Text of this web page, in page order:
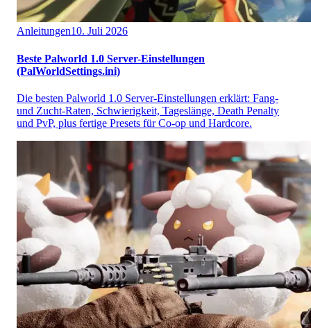
Anleitungen10. Juli 2026
Beste Palworld 1.0 Server-Einstellungen
(PalWorldSettings.ini)
Die besten Palworld 1.0 Server-Einstellungen erklärt: Fang-
und Zucht-Raten, Schwierigkeit, Tageslänge, Death Penalty
und PvP, plus fertige Presets für Co-op und Hardcore.